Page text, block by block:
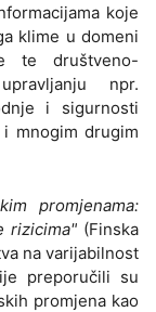
koje
klime u domeni
te društveno-
npr.
i sigurnosti
mnogim drugim
promjenama:
rizicima" (Finska
na varijabilnost
preporučili su
promjena kao